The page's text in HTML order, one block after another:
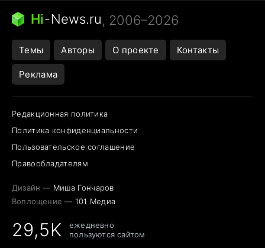
Следующая пандемия
Hi-News.ru, 2006–2026
Темы Авторы О проекте Контакты
Реклама
Редакционная политика
Политика конфиденциальности
Пользовательское соглашение
Правообладателям
Дизайн — Миша Гончаров
Воплощение — 101 Медиа
29,5K
ежедневно
пользуются сайтом